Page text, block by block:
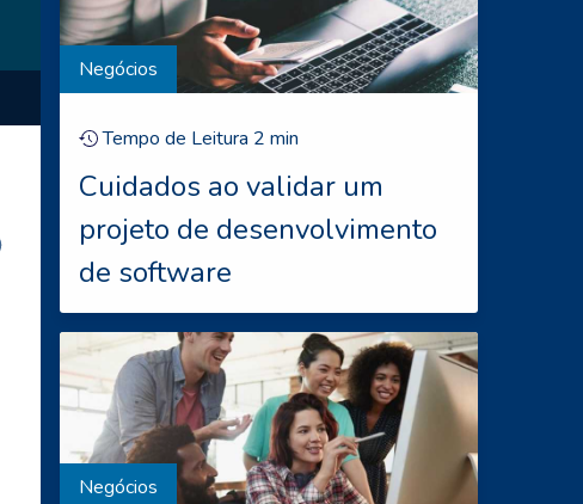
Negócios
Tempo de Leitura 2 min
Cuidados ao validar um
projeto de desenvolvimento
de software
Negócios